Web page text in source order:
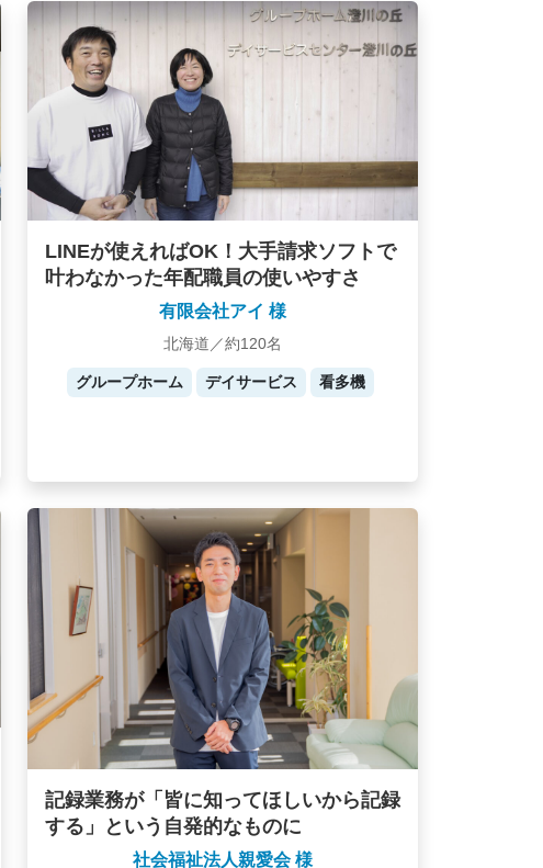
LINEが使えればOK！大手請求ソフトで
叶わなかった年配職員の使いやすさ
有限会社アイ 様
北海道／約120名
グループホーム デイサービス 看多機
記録業務が「皆に知ってほしいから記録
する」という自発的なものに
社会福祉法人親愛会 様